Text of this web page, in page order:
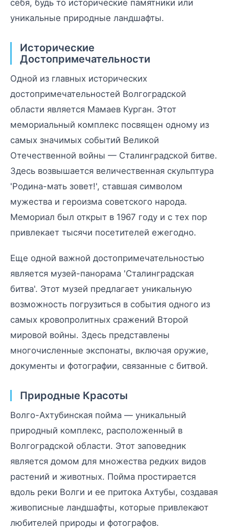
себя, будь то исторические памятники или
уникальные природные ландшафты.
Исторические
Достопримечательности
Одной из главных исторических
достопримечательностей Волгоградской
области является Мамаев Курган. Этот
мемориальный комплекс посвящен одному из
самых значимых событий Великой
Отечественной войны — Сталинградской битве.
Здесь возвышается величественная скульптура
'Родина-мать зовет!', ставшая символом
мужества и героизма советского народа.
Мемориал был открыт в 1967 году и с тех пор
привлекает тысячи посетителей ежегодно.
Еще одной важной достопримечательностью
является музей-панорама 'Сталинградская
битва'. Этот музей предлагает уникальную
возможность погрузиться в события одного из
самых кровопролитных сражений Второй
мировой войны. Здесь представлены
многочисленные экспонаты, включая оружие,
документы и фотографии, связанные с битвой.
Природные Красоты
Волго-Ахтубинская пойма — уникальный
природный комплекс, расположенный в
Волгоградской области. Этот заповедник
является домом для множества редких видов
растений и животных. Пойма простирается
вдоль реки Волги и ее притока Ахтубы, создавая
живописные ландшафты, которые привлекают
любителей природы и фотографов.